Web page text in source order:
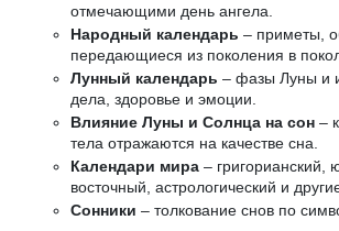
отмечающими день ангела.
Народный календарь – приметы,
передающиеся из поколения в
Лунный календарь – фазы Луны и
дела, здоровье и эмоции.
Влияние Луны и Солнца на сон –
тела отражаются на качестве сна.
Календари мира – григорианский,
восточный, астрологический и
Сонники – толкование снов по